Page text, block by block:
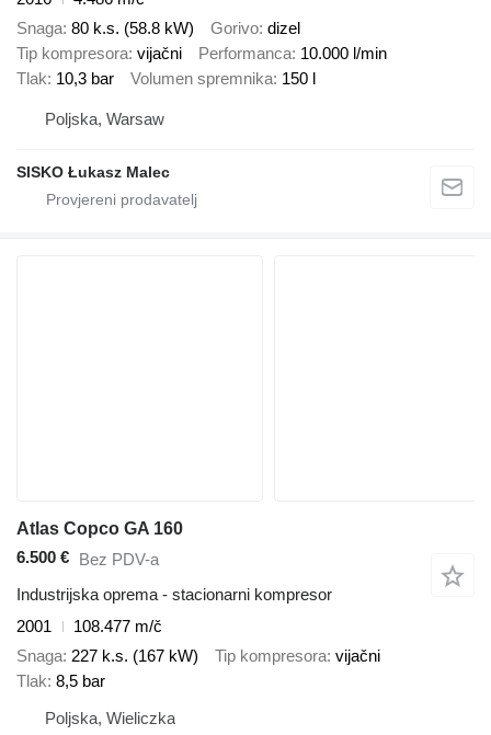
Snaga 80 k.s. (58.8 kW) Gorivo dizel
Tip kompresora vijačni Performanca 10.000 l/min
Tlak 10,3 bar Volumen spremnika 150 l
Poljska, Warsaw
SISKO Łukasz Malec
Atlas Copco GA 160
6.500 € Bez PDV-a
Industrijska oprema - stacionarni kompresor
2001
108.477 m/č
Snaga 227 k.s. (167 kW) Tip kompresora vijačni
Tlak 8,5 bar
Poljska, Wieliczka